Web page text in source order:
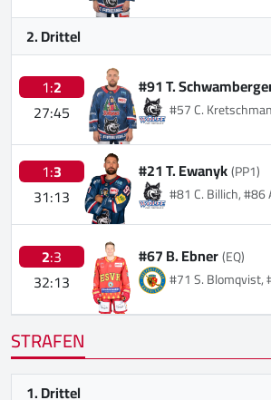
2. Drittel
1:2
27:45
#91 T.
#57 C.
1:3
31:13
#21 T. Ewanyk(PP1)
#81 C. Billich, #86
2:3
32:13
#67 B. Ebner(EQ)
#71 S. Blomqvist,
STRAFEN
1. Drittel